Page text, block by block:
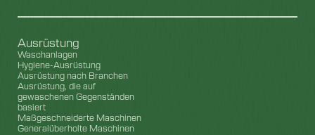
Ausrüstung
Waschanlagen
Hygiene-Ausrüstung
Ausrüstung nach Branchen
Ausrüstung, die auf
gewaschenen Gegenständen
basiert
Maßgeschneiderte Maschinen
Generalüberholte Maschinen